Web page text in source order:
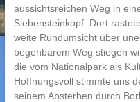
aussichtsreichen Weg in
Siebensteinkopf. Dort
weite Rundumsicht über
begehbarem Weg stiegen
die vom Nationalpark als
Hoffnungsvoll stimmte uns
seinem Absterben durch